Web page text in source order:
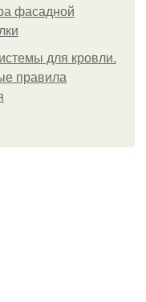
фасадной
для кровли.
правила